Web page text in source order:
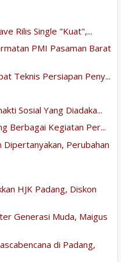
Rilis Single "Kuat",...
PMI Pasaman Barat
Teknis Persiapan Peny...
Sosial Yang Diadaka...
Berbagai Kegiatan Per...
Perubahan
HJK Padang, Diskon
Generasi Muda, Maigus
di Padang,